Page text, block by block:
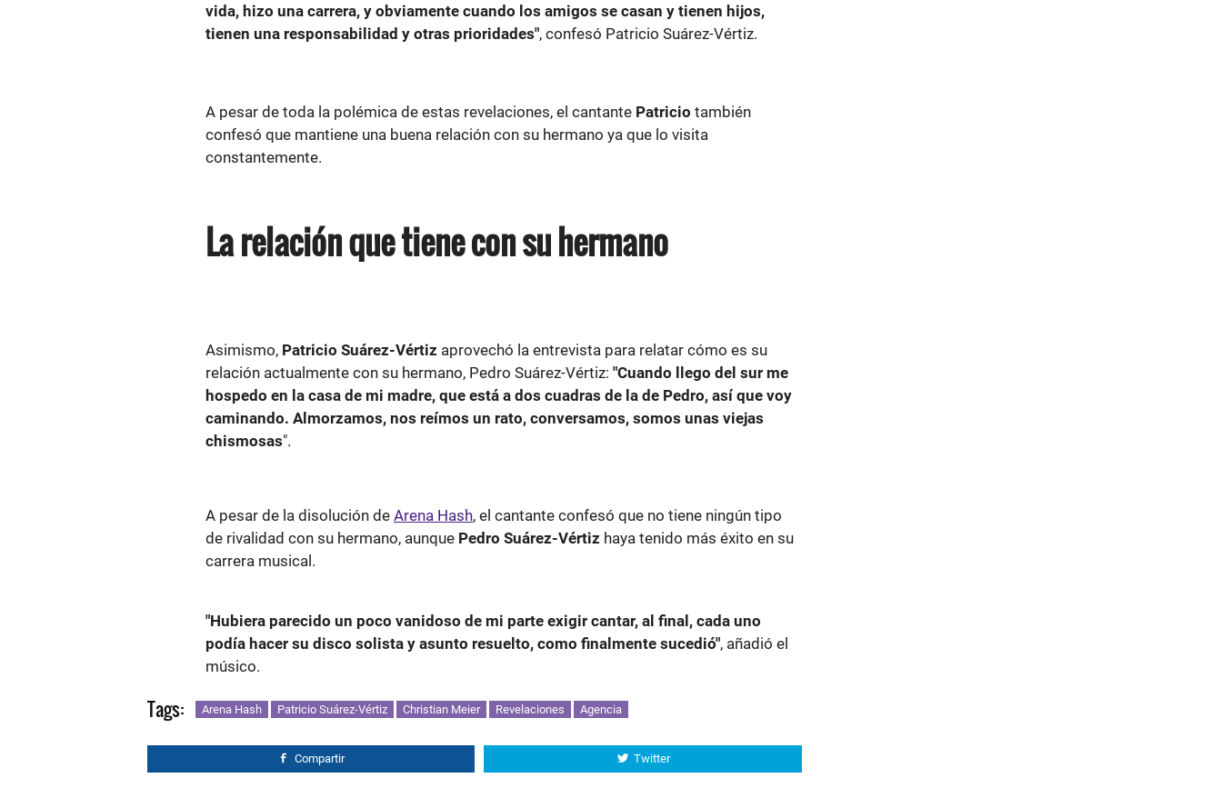
vida, hizo una carrera, y obviamente cuando los amigos se casan y tienen hijos,
tienen una responsabilidad y otras prioridades", confesó Patricio Suárez-Vértiz.
A pesar de toda la polémica de estas revelaciones, el cantante Patricio también
confesó que mantiene una buena relación con su hermano ya que lo visita
constantemente.
La relación que tiene con su hermano
Asimismo, Patricio Suárez-Vértiz aprovechó la entrevista para relatar cómo es su
relación actualmente con su hermano, Pedro Suárez-Vértiz: "Cuando llego del sur me
hospedo en la casa de mi madre, que está a dos cuadras de la de Pedro, así que voy
caminando. Almorzamos, nos reímos un rato, conversamos, somos unas viejas
chismosas".
A pesar de la disolución de Arena Hash, el cantante confesó que no tiene ningún tipo
de rivalidad con su hermano, aunque Pedro Suárez-Vértiz haya tenido más éxito en su
carrera musical.
"Hubiera parecido un poco vanidoso de mi parte exigir cantar, al final, cada uno
podía hacer su disco solista y asunto resuelto, como finalmente sucedió", añadió el
músico.
Tags: Arena Hash Patricio Suárez-Vértiz Christian Meier Revelaciones Agencia
Compartir Twitter